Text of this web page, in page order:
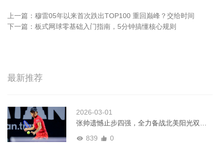
上一篇： 穆雷05年以来首次跌出TOP100 重回巅峰？交给时间
下一篇： 板式网球零基础入门指南，5分钟搞懂核心规则
最新推荐
2026-03-01
张帅遗憾止步四强，全力备战北美阳光双赛
839 0